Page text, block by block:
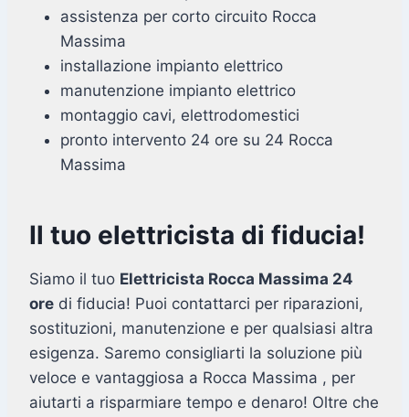
assistenza per corto circuito Rocca
Massima
installazione impianto elettrico
manutenzione impianto elettrico
montaggio cavi, elettrodomestici
pronto intervento 24 ore su 24 Rocca
Massima
Il tuo elettricista di fiducia!
Siamo il tuo Elettricista Rocca Massima 24
ore di fiducia! Puoi contattarci per riparazioni,
sostituzioni, manutenzione e per qualsiasi altra
esigenza. Saremo consigliarti la soluzione più
veloce e vantaggiosa a Rocca Massima , per
aiutarti a risparmiare tempo e denaro! Oltre che